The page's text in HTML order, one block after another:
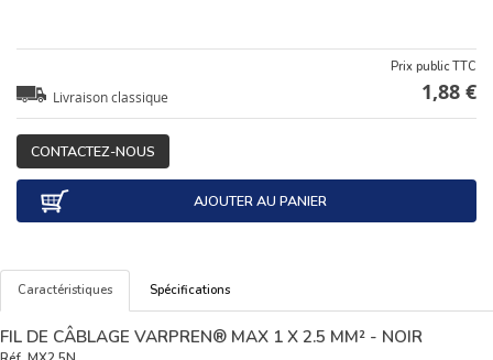
Livraison classique
Prix public TTC
1,88 €
CONTACTEZ-NOUS
AJOUTER AU PANIER
Caractéristiques Spécifications
FIL DE CÂBLAGE VARPREN® MAX 1 X 2.5 MM² - NOIR